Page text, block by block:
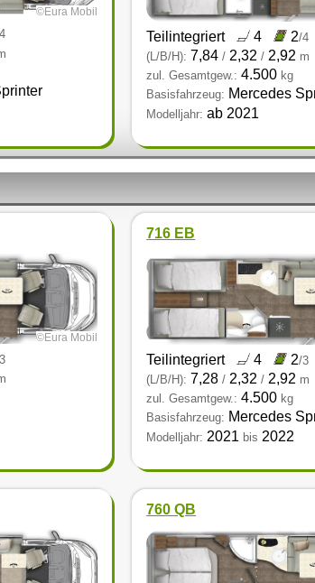
©Eura Mobil
Teilintegriert 4 2/4
(L/B/H): 7,84/ 2,32/ 2,92 m
zul. Gesamtgew.: 4.500 kg
Basisfahrzeug: Mercedes
Modelljahr: ab 2021
©Eura Mobil
716 EB
Teilintegriert 4 2/3
(L/B/H): 7,28/ 2,32/ 2,92 m
zul. Gesamtgew.: 4.500 kg
Basisfahrzeug: Mercedes
Modelljahr: 2021 bis 2022
760 QB